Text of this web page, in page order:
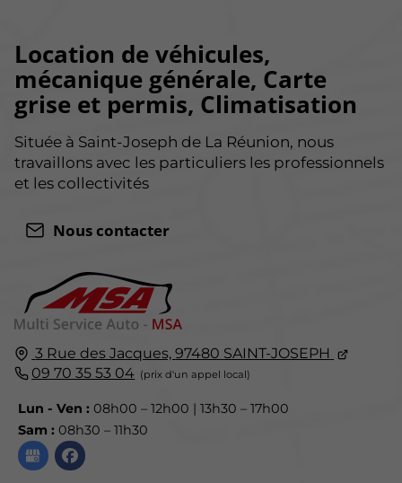
3 Rue des Jacques,97480 SAINT-JOSEPH
09 70 35 53 04
Lun - Ven : 08h00 – 12h00 | 13h30 – 17h00
Sam : 08h30 – 11h30
Location de véhicules,
mécanique générale, Carte
grise et permis, Climatisation
Située à Saint-Joseph de La Réunion, nous
travaillons avec les particuliers les professionnels
et les collectivités
Nous contacter